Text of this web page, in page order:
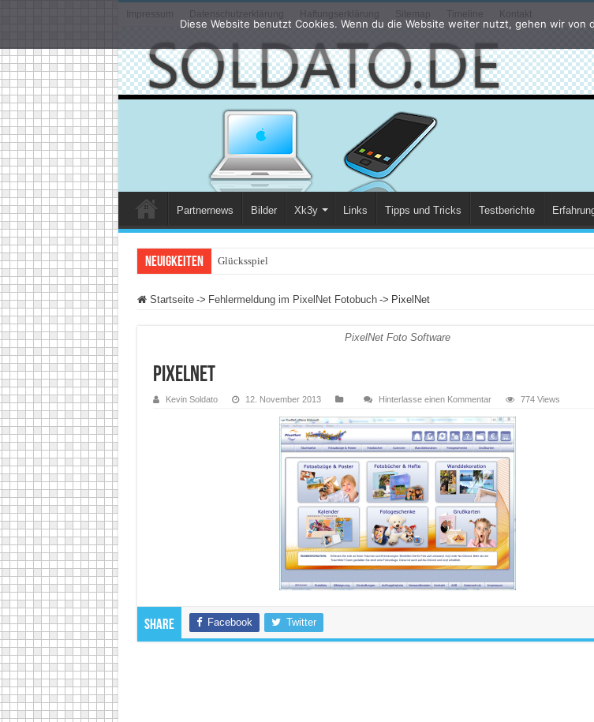
Impressum Datenschutzerklärung Haftungserklärung Sitemap Timeline Kontakt
Partnernews Bilder Xk3y Links Tipps und Tricks Testberichte
Neuigkeiten Glücksspiel im Internet: Was
Startseite -> Fehlermeldung im PixelNet Fotobuch -> PixelNet
PixelNet Foto Software
PixelNet
Kevin Soldato 12. November 2013 Hinterlasse einen Kommentar 774 Views
Share Facebook Twitter
Diese Website benutzt Cookies. Wenn du die Website weiter nutzt, gehen wir von